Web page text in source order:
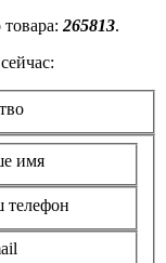
товара:265813.
имя
телефон